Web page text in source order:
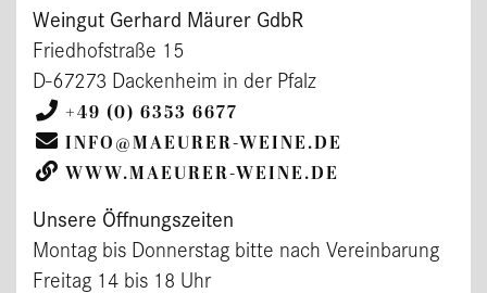
Weingut Gerhard Mäurer GdbR
Friedhofstraße 15
D-67273 Dackenheim in der Pfalz
+49 (0) 6353 6677
INFO@MAEURER-WEINE.DE
WWW.MAEURER-WEINE.DE
Unsere Öffnungszeiten
Montag bis Donnerstag bitte nach Vereinbarung
Freitag 14 bis 18 Uhr